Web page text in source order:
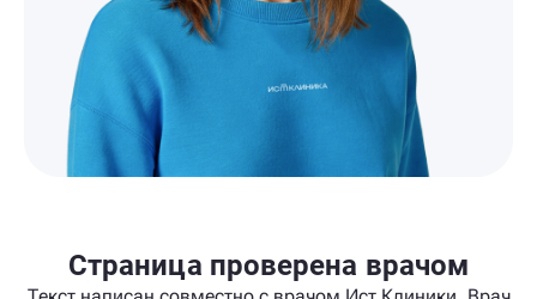
Страница проверена врачом